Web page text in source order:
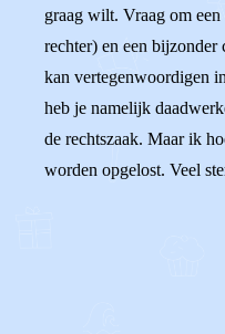
graag wilt. Vraag om
rechter) en een
kan vertegenwoordigen
heb je namelijk
de rechtszaak. Maar ik
worden opgelost. Veel